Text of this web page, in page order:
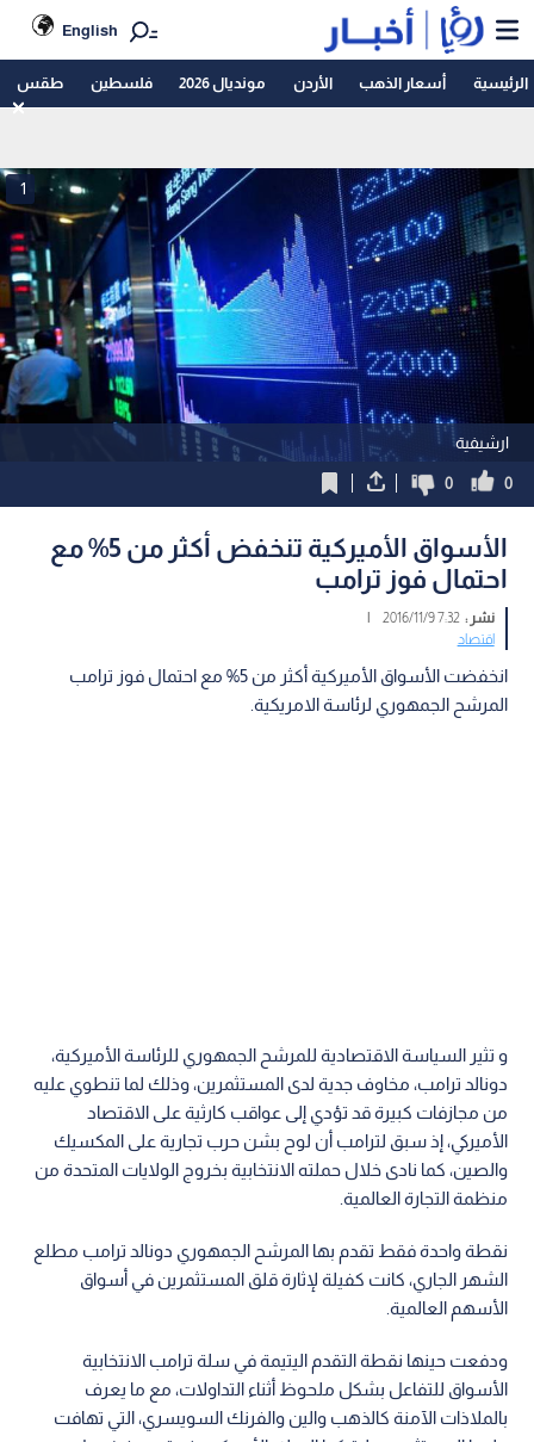
English
الرئيسية أسعار الذهب الأردن مونديال 2026 فلسطين طقس
ارشيفية
1
0
0
الأسواق الأميركية تنخفض أكثر من 5% مع
احتمال فوز ترامب
نشر :7:32 2016/11/9
|
اقتصاد
انخفضت الأسواق الأميركية أكثر من 5% مع احتمال فوز ترامب
المرشح الجمهوري لرئاسة الامريكية.
و تثير السياسة الاقتصادية للمرشح الجمهوري للرئاسة الأميركية،
دونالد ترامب، مخاوف جدية لدى المستثمرين، وذلك لما تنطوي عليه
من مجازفات كبيرة قد تؤدي إلى عواقب كارثية على الاقتصاد
الأميركي، إذ سبق لترامب أن لوح بشن حرب تجارية على المكسيك
والصين، كما نادى خلال حملته الانتخابية بخروج الولايات المتحدة من
منظمة التجارة العالمية.
نقطة واحدة فقط تقدم بها المرشح الجمهوري دونالد ترامب مطلع
الشهر الجاري، كانت كفيلة لإثارة قلق المستثمرين في أسواق
الأسهم العالمية.
ودفعت حينها نقطة التقدم اليتيمة في سلة ترامب الانتخابية
الأسواق للتفاعل بشكل ملحوظ أثناء التداولات، مع ما يعرف
بالملاذات الآمنة كالذهب والين والفرنك السويسري، التي تهافت